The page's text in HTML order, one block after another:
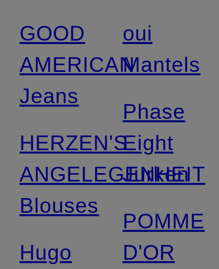
GOOD
AMERICAN
Jeans
HERZEN'S
ANGELEGENHEIT
Blouses
Hugo
oui
Mantels
Phase
Eight
Jurken
POMME
D'OR